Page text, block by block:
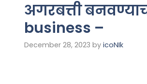
अगरबत्ती
business –
December 28, 2023 by icoNIk